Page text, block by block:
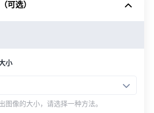
来自 Google Drive
可选）
小
图像的大小，请选择一种方法。